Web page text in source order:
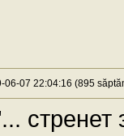
06-07 22:04:16 (895